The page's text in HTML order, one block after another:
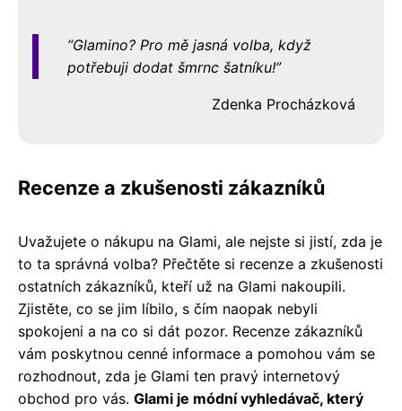
Glamino? Pro mě jasná volba, když
potřebuji dodat šmrnc šatníku!
Zdenka Procházková
Recenze a zkušenosti zákazníků
Uvažujete o nákupu na Glami, ale nejste si jistí, zda je
to ta správná volba? Přečtěte si recenze a zkušenosti
ostatních zákazníků, kteří už na Glami nakoupili.
Zjistěte, co se jim líbilo, s čím naopak nebyli
spokojeni a na co si dát pozor. Recenze zákazníků
vám poskytnou cenné informace a pomohou vám se
rozhodnout, zda je Glami ten pravý internetový
obchod pro vás. Glami je módní vyhledávač, který